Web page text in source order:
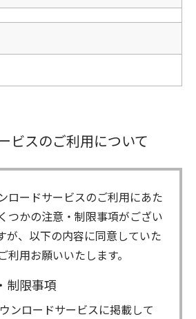
ビスのご利用について
ロードサービスのご利用にあた
つかの注意・制限事項がござい
が、以下の内容に同意していた
利用お願いいたします。
制限事項
ンロードサービスに掲載して